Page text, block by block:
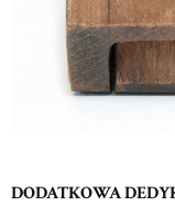
DODATKOWA